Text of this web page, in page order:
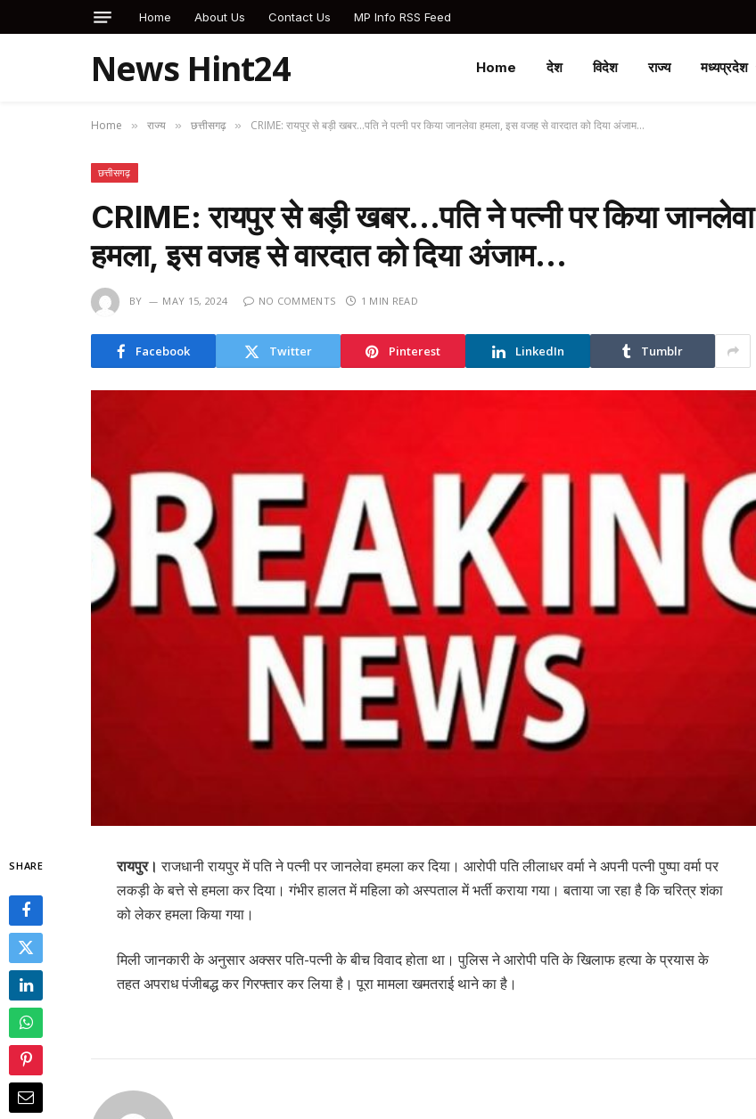
Home About Us Contact Us MP Info RSS Feed
News Hint24 Home देश विदेश राज्य मध्यप्रदेश
Home » राज्य » छत्तीसगढ़ » CRIME: रायपुर से बड़ी खबर…पति ने पत्नी पर किया जानलेवा हमला, इस वजह से वारदात को दिया अंजाम…
छत्तीसगढ़
CRIME: रायपुर से बड़ी खबर…पति ने पत्नी पर किया जानलेवा
हमला, इस वजह से वारदात को दिया अंजाम…
BY MAY 15, 2024 NO COMMENTS 1 MIN READ
Facebook Twitter Pinterest LinkedIn Tumblr
SHARE रायपुर। राजधानी रायपुर में पति ने पत्नी पर जानलेवा हमला कर दिया। आरोपी पति लीलाधर वर्मा ने अपनी पत्नी पुष्पा वर्मा पर
लकड़ी के बत्ते से हमला कर दिया। गंभीर हालत में महिला को अस्पताल में भर्ती कराया गया। बताया जा रहा है कि चरित्र शंका
को लेकर हमला किया गया।
मिली जानकारी के अनुसार अक्सर पति-पत्नी के बीच विवाद होता था। पुलिस ने आरोपी पति के खिलाफ हत्या के प्रयास के
तहत अपराध पंजीबद्ध कर गिरफ्तार कर लिया है। पूरा मामला खमतराई थाने का है।
Reading